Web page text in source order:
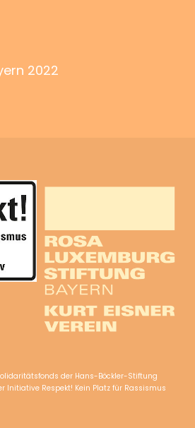
2022
der Hans-Böckler-Stiftung
Initiative Respekt! Kein Platz für Rassismus